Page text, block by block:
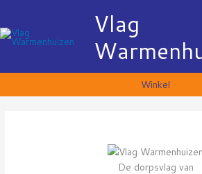
de
Vlag
Winkel
De dorpsvlag van